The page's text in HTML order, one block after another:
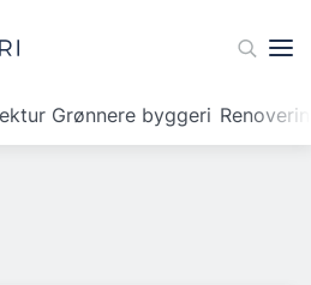
Grønnere byggeri